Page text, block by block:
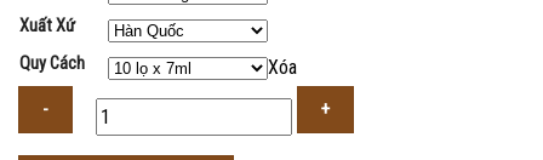
Xuất Xứ
Quy Cách
Xóa